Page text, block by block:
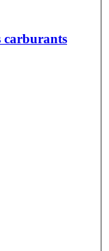
carburants